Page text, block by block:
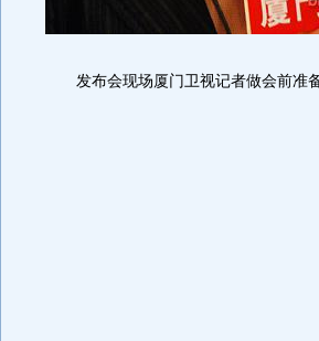
发布会现场厦门卫视记者做会前准